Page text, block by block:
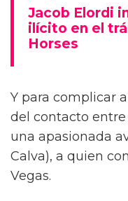
Jacob Elordi
ilícito en el
Horses
Y para complicar
del contacto
una apasionada
Calva), a quien
Vegas.